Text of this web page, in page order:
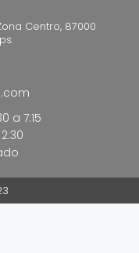
Centro, 87000
a 7:15